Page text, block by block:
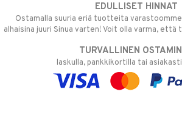
EDULLISET HINNAT
Ostamalla suuria eriä tuotteita
alhaisina juuri Sinua varten! Voit olla varma,
TURVALLINEN
laskulla, pankkikortilla tai